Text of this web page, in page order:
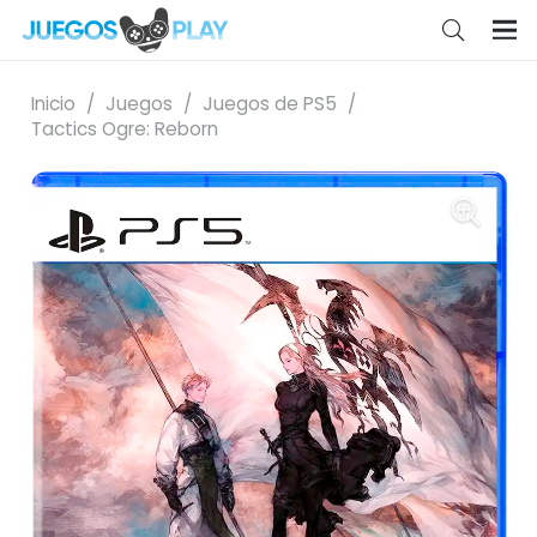
Inicio / Juegos / Juegos de PS5 /
Tactics Ogre: Reborn